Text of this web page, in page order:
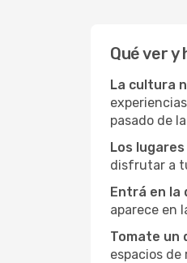
Qué ver y
La cultura
pasado de
Los
disfrutar a
Entrá en la
aparece en
Tomate un
espacios